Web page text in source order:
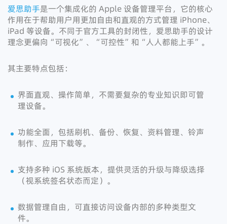
爱思助手是一个集成化的 Apple 设备管理平台，它的核心
作用在于帮助用户用更加自由和直观的方式管理 iPhone、
iPad 等设备。不同于官方工具的封闭性，爱思助手的设计
理念更偏向“可视化”、“可控性”和“人人都能上手”。
其主要特点包括：
界面直观、操作简单，不需要复杂的专业知识即可管
理设备。
功能全面，包括刷机、备份、恢复、资料管理、铃声
制作、应用下载等。
支持多种 iOS 系统版本，提供灵活的升级与降级选择
（视系统签名状态而定）。
数据管理自由，可直接访问设备内部的多种类型文
件。